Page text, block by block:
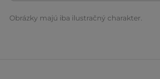
Obrázky majú iba ilustračný charakter.